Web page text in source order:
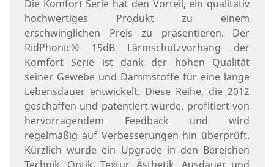
Die Komfort Serie hat den Vorteil, ein qualitativ
hochwertiges Produkt zu einem
erschwinglichen Preis zu präsentieren. Der
RidPhonic® 15dB Lärmschutzvorhang der
Komfort Serie ist dank der hohen Qualität
seiner Gewebe und Dämmstoffe für eine lange
Lebensdauer entwickelt. Diese Reihe, die 2012
geschaffen und patentiert wurde, profitiert von
hervorragendem Feedback und wird
regelmäßig auf Verbesserungen hin überprüft.
Kürzlich wurde ein Upgrade in den Bereichen